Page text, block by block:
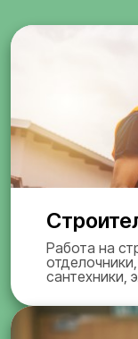
Работа на
сантехники,